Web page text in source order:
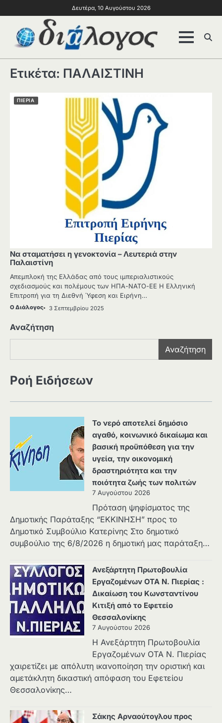
Δευτέρα, 10 Αυγούστου 2026
Ετικέτα: ΠΑΛΑΙΣΤΙΝΗ
ΠΙΕΡΙΑ
Να σταματήσει η γενοκτονία – Λευτεριά στην
Παλαιστίνη
Απεμπλοκή της Ελλάδας από τους ιμπεριαλιστικούς
σχεδιασμούς και πολέμους των ΗΠΑ-ΝΑΤΟ-ΕΕ Η Ελληνική
Επιτροπή για τη Διεθνή Ύφεση και Ειρήνη…
Ο Διάλογος 3 Σεπτεμβρίου 2025
Αναζήτηση
Αναζήτηση
Ροή Ειδήσεων
Το νερό αποτελεί δημόσιο
αγαθό, κοινωνικό δικαίωμα και
βασική προϋπόθεση για την
υγεία, την οικονομική
δραστηριότητα και την
ποιότητα ζωής των πολιτών
7 Αυγούστου 2026
Πρόταση ψηφίσματος της
Δημοτικής Παράταξης “ΕΚΚΙΝΗΣΗ” προς το
Δημοτικό Συμβούλιο Κατερίνης Στο δημοτικό
συμβούλιο της 6/8/2026 η δημοτική μας παράταξη…
Ανεξάρτητη Πρωτοβουλία
Εργαζομένων ΟΤΑ Ν. Πιερίας :
Δικαίωση του Κωνσταντίνου
Κιτιξή από το Εφετείο
Θεσσαλονίκης
7 Αυγούστου 2026
Η Ανεξάρτητη Πρωτοβουλία
Εργαζομένων ΟΤΑ Ν. Πιερίας
χαιρετίζει με απόλυτη ικανοποίηση την οριστική και
αμετάκλητη δικαστική απόφαση του Εφετείου
Θεσσαλονίκης…
Σάκης Αρναούτογλου προς